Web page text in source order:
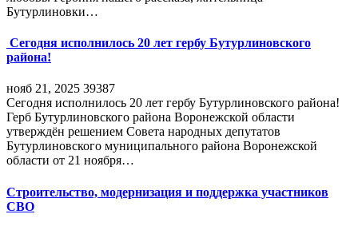
Бутурлиновки…
Сегодня исполнилось 20 лет гербу Бутурлиновского
района!
нояб 21, 2025 39387
Сегодня исполнилось 20 лет гербу Бутурлиновского района!
Герб Бутурлиновского района Воронежской области
утверждён решением Совета народных депутатов
Бутурлиновского муниципального района Воронежской
области от 21 ноября…
Строительство, модернизация и поддержка участников
СВО